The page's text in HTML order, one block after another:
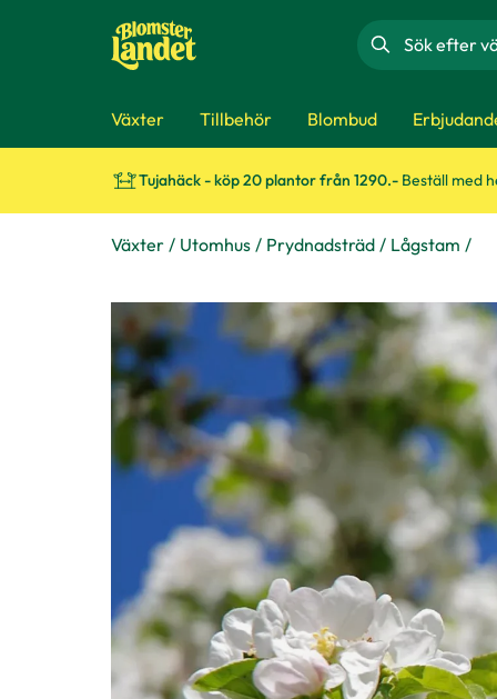
Sök
Växter Tillbehör Blombud
Tujahäck - köp 20 plantor från 1290.- Beställ med
Växter Utomhus Prydnadsträd Lågstam